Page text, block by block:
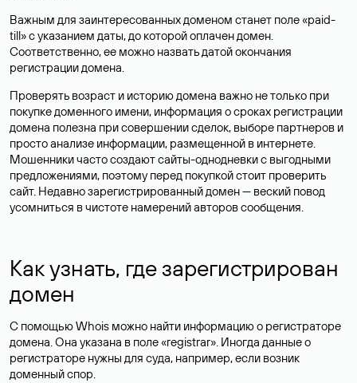
Важным для заинтересованных доменом станет поле «paid-
till» с указанием даты, до которой оплачен домен.
Соответственно, ее можно назвать датой окончания
регистрации домена.
Проверять возраст и историю домена важно не только при
покупке доменного имени, информация о сроках регистрации
домена полезна при совершении сделок, выборе партнеров и
просто анализе информации, размещенной в интернете.
Мошенники часто создают сайты-однодневки с выгодными
предложениями, поэтому перед покупкой стоит проверить
сайт. Недавно зарегистрированный домен — веский повод
усомниться в чистоте намерений авторов сообщения.
Как узнать, где зарегистрирован
домен
С помощью Whois можно найти информацию о регистраторе
домена. Она указана в поле «registrar». Иногда данные о
регистраторе нужны для суда, например, если возник
доменный спор.